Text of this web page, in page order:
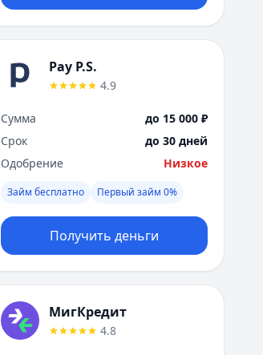
Pay P.S.
4.9
Сумма
до 15 000 ₽
Срок
до 30 дней
Одобрение
Низкое
Займ бесплатно Первый займ 0%
Получить деньги
МигКредит
4.8